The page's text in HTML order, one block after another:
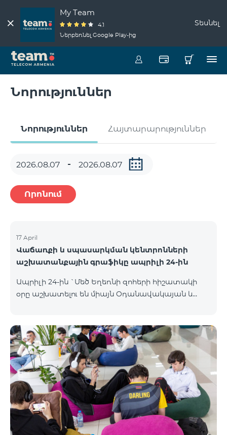
My Team
4.1
Ներբեռնել Google Play-ից
Տեսնել
Նորություններ
Նորություններ Հայտարարություններ
Որոնում
17 April
Վաճառքի և սպասարկման կենտրոնների
աշխատանքային գրաֆիկը ապրիլի 24-ին
Ապրիլի 24-ին `Մեծ Եղեռնի զոհերի հիշատակի
օրը աշխատելու են միայն Օդանավակայան և
Վաճառքի և սպասարկման կենտրոնները կլինեն
փակ։